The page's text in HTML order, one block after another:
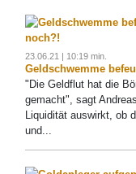
23.06.21 | 10:19 min.
Geldschwemme
"Die Geldflut hat die
gemacht", sagt
Liquidität auswirkt, ob
und...